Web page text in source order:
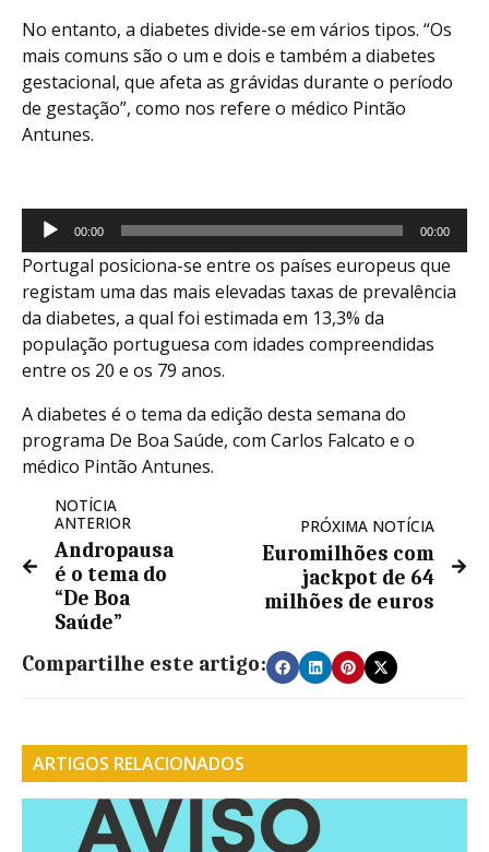
No entanto, a diabetes divide-se em vários tipos. “Os
mais comuns são o um e dois e também a diabetes
gestacional, que afeta as grávidas durante o período
de gestação”, como nos refere o médico Pintão
Antunes.
Reprodutor
de
áudio
00:00 00:00
Portugal posiciona-se entre os países europeus que
registam uma das mais elevadas taxas de prevalência
da diabetes, a qual foi estimada em 13,3% da
população portuguesa com idades compreendidas
entre os 20 e os 79 anos.
A diabetes é o tema da edição desta semana do
programa De Boa Saúde, com Carlos Falcato e o
médico Pintão Antunes.
NOTÍCIA
ANTERIOR
Andropausa
é o tema do
“De Boa
Saúde”
PRÓXIMA NOTÍCIA
Euromilhões com
jackpot de 64
milhões de euros
Compartilhe este artigo:
ARTIGOS RELACIONADOS